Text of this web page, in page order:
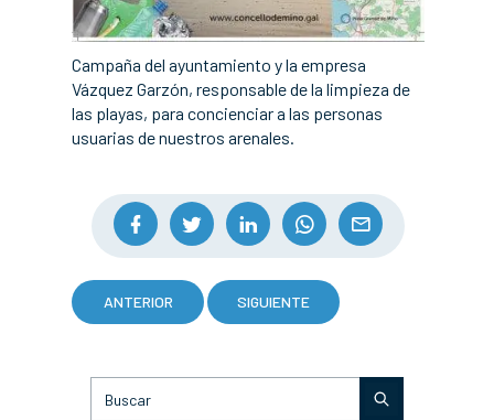
Campaña del ayuntamiento y la empresa
Vázquez Garzón, responsable de la limpieza de
las playas, para concienciar a las personas
usuarias de nuestros arenales.
ANTERIOR SIGUIENTE